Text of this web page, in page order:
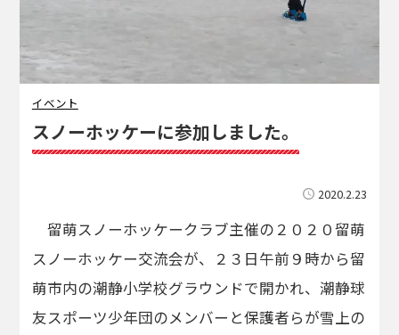
イベント
スノーホッケーに参加しました。
2020.2.23
留萌スノーホッケークラブ主催の２０２０留萌
スノーホッケー交流会が、２３日午前９時から留
萌市内の潮静小学校グラウンドで開かれ、潮静球
友スポーツ少年団のメンバーと保護者らが雪上の